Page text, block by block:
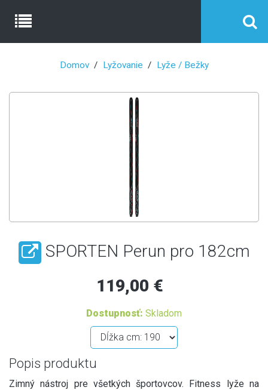
Domov Lyžovanie Lyže / Bežky
SPORTEN Perun pro 182cm
119,00 €
Dostupnosť: Skladom
Popis produktu
Zimný nástroj pre všetkých športovcov. Fitness lyže na